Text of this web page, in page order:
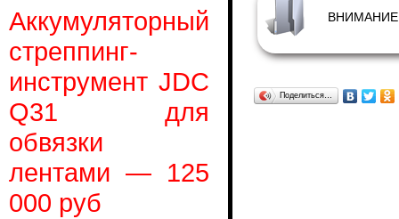
Аккумуляторный
стреппинг-
инструмент JDC
Q31 для
обвязки
лентами — 125
000 руб
Поделиться…